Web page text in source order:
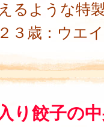
るような特
３歳：ウエ
り餃子の